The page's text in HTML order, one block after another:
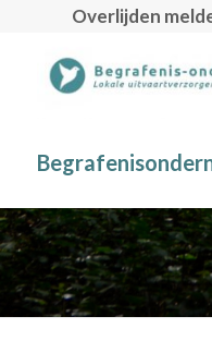
Overlijden